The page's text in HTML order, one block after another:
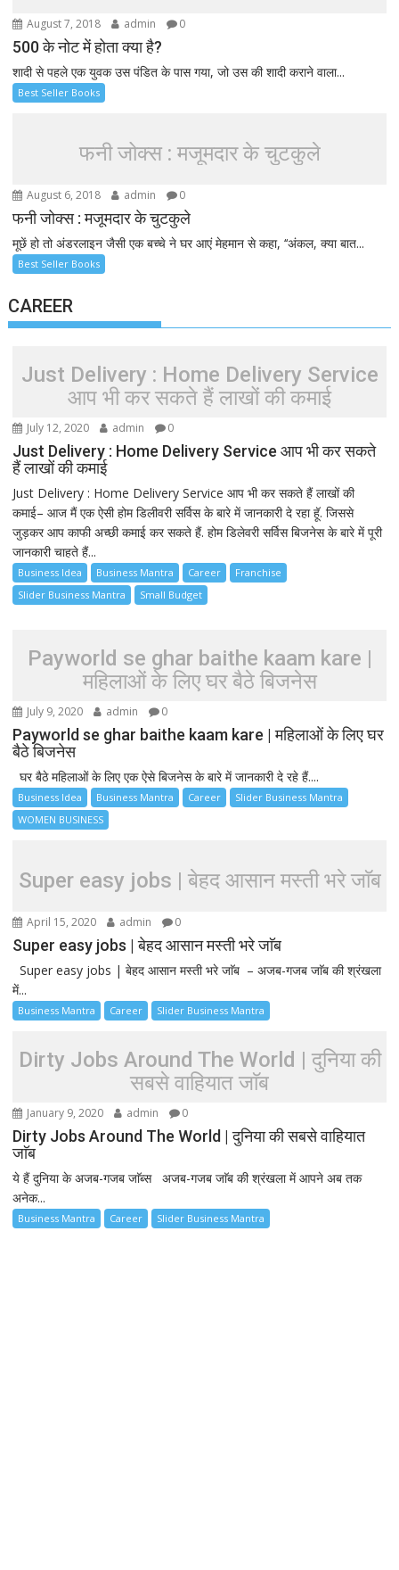
August 7, 2018 admin 0
500 के नोट में होता क्या है?
शादी से पहले एक युवक उस पंडित के पास गया, जो उस की शादी कराने वाला...
Best Seller Books
फनी जोक्स : मजूमदार के चुटकुले
August 6, 2018 admin 0
फनी जोक्स : मजूमदार के चुटकुले
मूछें हो तो अंडरलाइन जैसी एक बच्चे ने घर आएं मेहमान से कहा, ‘‘अंकल, क्या बात...
Best Seller Books
CAREER
Just Delivery : Home Delivery Service
आप भी कर सकते हैं लाखों की कमाई
July 12, 2020 admin 0
Just Delivery : Home Delivery Service आप भी कर सकते
हैं लाखों की कमाई
Just Delivery : Home Delivery Service आप भी कर सकते हैं लाखों की
कमाई– आज मैं एक ऐसी होम डिलीवरी सर्विस के बारे में जानकारी दे रहा हूॅ. जिससे
जुड़कर आप काफी अच्छी कमाई कर सकते हैं. होम डिलेवरी सर्विस बिजनेस के बारे में पूरी
जानकारी चाहते हैं...
Business Idea Business Mantra Career
Franchise
Slider Business Mantra
Small Budget
Payworld se ghar baithe kaam kare |
महिलाओं के लिए घर बैठे बिजनेस
July 9, 2020 admin 0
Payworld se ghar baithe kaam kare | महिलाओं के लिए घर
बैठे बिजनेस
घर बैठे महिलाओं के लिए एक ऐसे बिजनेस के बारे में जानकारी दे रहे हैं....
Business Idea Business Mantra Career
Slider Business Mantra
WOMEN BUSINESS
Super easy jobs | बेहद आसान मस्ती भरे जाॅब
April 15, 2020 admin 0
Super easy jobs | बेहद आसान मस्ती भरे जाॅब
Super easy jobs | बेहद आसान मस्ती भरे जाॅब – अजब-गजब जाॅब की श्रंखला
में...
Business Mantra Career Slider Business Mantra
Dirty Jobs Around The World | दुनिया की
सबसे वाहियात जाॅब
January 9, 2020 admin 0
Dirty Jobs Around The World | दुनिया की सबसे वाहियात
जाॅब
ये हैं दुनिया के अजब-गजब जाॅब्स अजब-गजब जाॅब की श्रंखला में आपने अब तक
अनेक...
Business Mantra Career Slider Business Mantra